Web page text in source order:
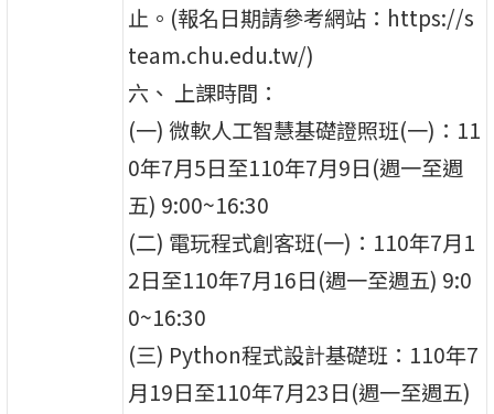
止。(報名日期請參考網站：https://s
team.chu.edu.tw/)
六、 上課時間：
(一) 微軟人工智慧基礎證照班(一)：11
0年7月5日至110年7月9日(週一至週
五) 9:00~16:30
(二) 電玩程式創客班(一)：110年7月1
2日至110年7月16日(週一至週五) 9:0
0~16:30
(三) Python程式設計基礎班：110年7
月19日至110年7月23日(週一至週五)